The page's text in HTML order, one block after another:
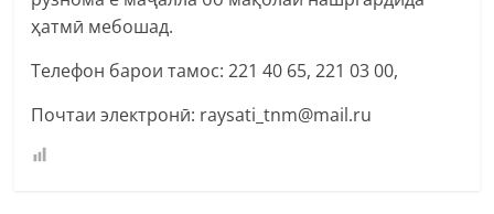
ҳатмӣ мебошад.
Телефон барои тамос: 221 40 65, 221 03 00,
Почтаи электронӣ: raysati_tnm@mail.ru